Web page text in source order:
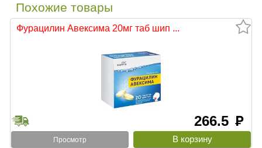
Похожие товары
Фурацилин Авексима 20мг таб шип ...
266.5 руб
Просмотр